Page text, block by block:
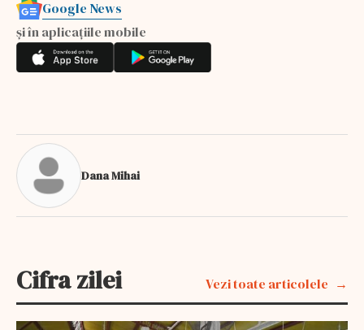
Google News
și în aplicațiile mobile
Dana Mihai
Cifra zilei Vezi toate articolele